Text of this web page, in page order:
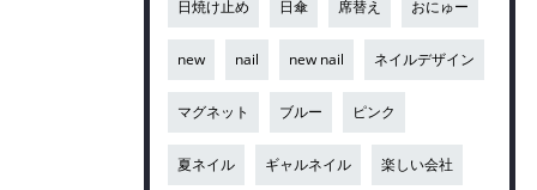
日焼け止め 日傘 席替え おにゅー
new nail new nail ネイルデザイン
マグネット ブルー ピンク
夏ネイル ギャルネイル 楽しい会社